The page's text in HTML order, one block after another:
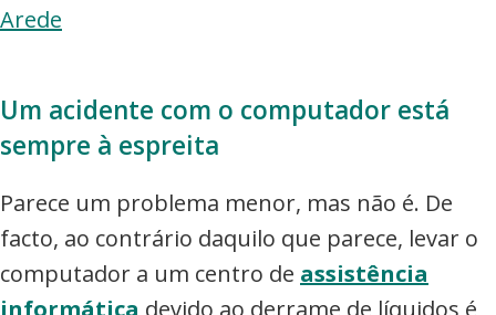
Arede
Um acidente com o computador está
sempre à espreita
Parece um problema menor, mas não é. De
facto, ao contrário daquilo que parece, levar o
computador a um centro de assistência
informática devido ao derrame de líquidos é